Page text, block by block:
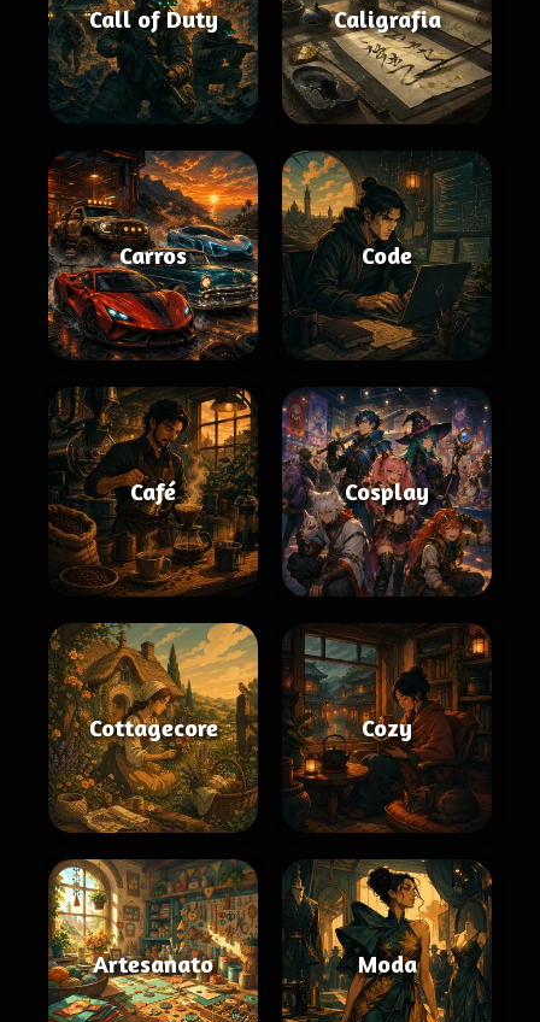
Call of Duty Caligrafia
Carros Code
Café Cosplay
Cottagecore Cozy
Artesanato Moda